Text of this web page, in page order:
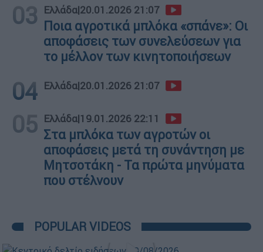
03 Ελλάδα|20.01.2026 21:07
Ποια αγροτικά μπλόκα «σπάνε»: Οι
αποφάσεις των συνελεύσεων για
το μέλλον των κινητοποιήσεων
04 Ελλάδα|20.01.2026 21:07
05 Ελλάδα|19.01.2026 22:11
Στα μπλόκα των αγροτών οι
αποφάσεις μετά τη συνάντηση με
Μητσοτάκη - Τα πρώτα μηνύματα
που στέλνουν
POPULAR VIDEOS